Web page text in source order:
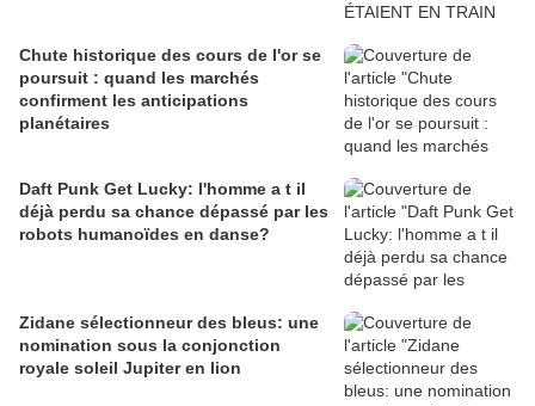
Chute historique des cours de l'or se
poursuit : quand les marchés
confirment les anticipations
planétaires
Daft Punk Get Lucky: l'homme a t il
déjà perdu sa chance dépassé par les
robots humanoïdes en danse?
Zidane sélectionneur des bleus: une
nomination sous la conjonction
royale soleil Jupiter en lion